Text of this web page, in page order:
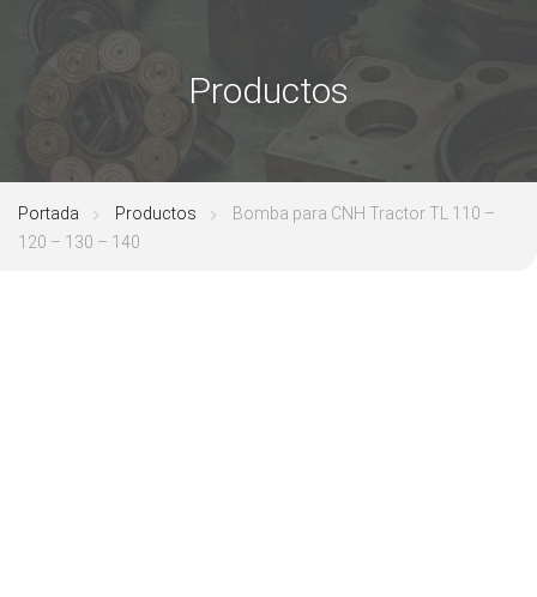
Productos
Portada Productos
Bomba para CNH Tractor TL 110 –
120 – 130 – 140